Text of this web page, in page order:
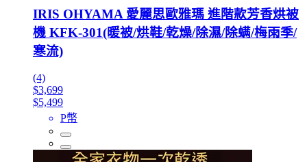
IRIS OHYAMA 愛麗思歐雅瑪 進階款芳香烘被
機 KFK-301(暖被/烘鞋/乾燥/除濕/除螨/梅雨季/
寒流)
(4)
$3,699
$5,499
P幣